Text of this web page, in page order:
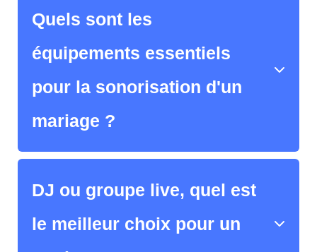
Quels sont les
équipements essentiels
pour la sonorisation d'un
mariage ?
DJ ou groupe live, quel est
le meilleur choix pour un